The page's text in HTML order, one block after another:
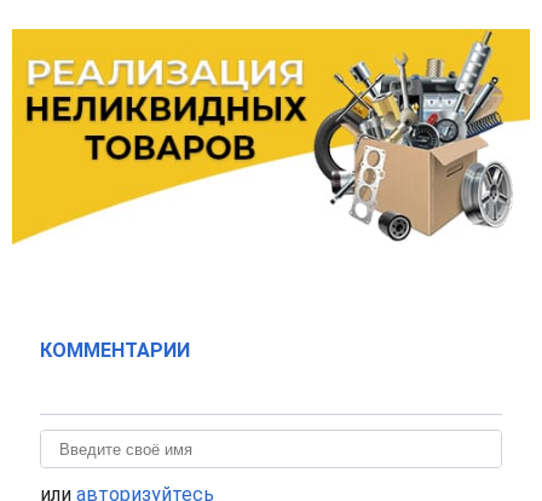
КОММЕНТАРИИ
или авторизуйтесь